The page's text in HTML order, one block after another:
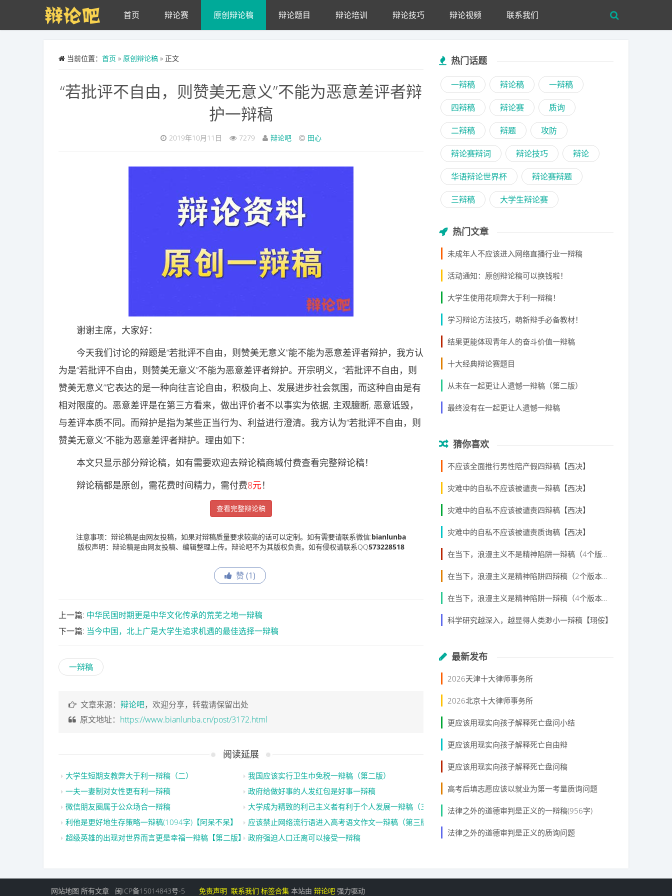
Skip to main content
首页 辩论赛 原创辩论稿 辩论题目 辩论培训 辩论技巧 辩论视频 联系我们
当前位置： 首页 » 原创辩论稿 » 正文
“若批评不自由，则赞美无意义”不能为恶意差评者辩
护一辩稿
2019年10月11日 7279 辩论吧 田心
谢谢主席，大家好：
今天我们讨论的辩题是“若批评不自由，则赞美无意义”能不能为恶意差评者辩护，我方认
为是“若批评不自由，则赞美无意义”不能为恶意差评者辩护。开宗明义，“若批评不自由，则
赞美无意义”它表达的是一种向往言论自由，积极向上、发展进步社会氛围，而这种自由是有
相对限度的。恶意差评是在第三方看来，做出评价者不以事实为依据, 主观臆断, 恶意诋毁，
与差评本质不同。而辩护是指为某些正当行为、利益进行澄清。我方认为“若批评不自由，则
赞美无意义”不能为恶意差评者辩护。理由如下：
本文只显示部分辩论稿，如有需要欢迎去辩论稿商城付费查看完整辩论稿！
辩论稿都是原创，需花费时间精力，需付费8元！
查看完整辩论稿
注意事项：辩论稿是由网友投稿，如果对辩稿质量要求较高的话可以定制。如有需要请联系微信:bianlunba
版权声明：辩论稿是由网友投稿、编辑整理上传。辩论吧不为其版权负责。如有侵权请联系QQ573228518
赞 (1)
上一篇: 中华民国时期更是中华文化传承的荒芜之地一辩稿
下一篇: 当今中国，北上广是大学生追求机遇的最佳选择一辩稿
一辩稿
文章来源： 辩论吧，欢迎分享，转载请保留出处
原文地址： https://www.bianlunba.cn/post/3172.html
阅读延展
大学生短期支教弊大于利一辩稿（二）
我国应该实行卫生巾免税一辩稿（第二版）
一夫一妻制对女性更有利一辩稿
政府给做好事的人发红包是好事一辩稿
微信朋友圈属于公众场合一辩稿
大学成为精致的利己主义者有利于个人发展一辩稿（三）
利他是更好地生存策略一辩稿(1094字)【阿呆不呆】
应该禁止网络流行语进入高考语文作文一辩稿（第三版）
超级英雄的出现对世界而言更是幸福一辩稿【第二版】 政府强迫人口迁离可以接受一辩稿
热门话题
一辩稿 辩论稿 一辩稿
四辩稿 辩论赛 质询
二辩稿 辩题 攻防
辩论赛辩词 辩论技巧 辩论
华语辩论世界杯 辩论赛辩题
三辩稿 大学生辩论赛
热门文章
未成年人不应该进入网络直播行业一辩稿
活动通知：原创辩论稿可以换钱啦！
大学生使用花呗弊大于利一辩稿！
学习辩论方法技巧，萌新辩手必备教材！
结果更能体现青年人的奋斗价值一辩稿
十大经典辩论赛题目
从未在一起更让人遗憾一辩稿（第二版）
最终没有在一起更让人遗憾一辩稿
猜你喜欢
不应该全面推行男性陪产假四辩稿【西决】
灾难中的自私不应该被谴责一辩稿【西决】
灾难中的自私不应该被谴责四辩稿【西决】
灾难中的自私不应该被谴责质询稿【西决】
在当下，浪漫主义不是精神陷阱一辩稿（4个版本）【西决】
在当下，浪漫主义是精神陷阱四辩稿（2个版本）【西决】
在当下，浪漫主义是精神陷阱一辩稿（4个版本）【西决】
科学研究越深入，越显得人类渺小一辩稿【珝侒】
最新发布
2026天津十大律师事务所
2026北京十大律师事务所
更应该用现实向孩子解释死亡盘问小结
更应该用现实向孩子解释死亡自由辩
更应该用现实向孩子解释死亡盘问稿
高考后填志愿应该以就业为第一考量质询问题
法律之外的道德审判是正义的一辩稿(956字)
法律之外的道德审判是正义的质询问题
网站地图 所有文章 闽ICP备15014843号-5 免责声明 联系我们 标签合集 本站由 辩论吧 强力驱动